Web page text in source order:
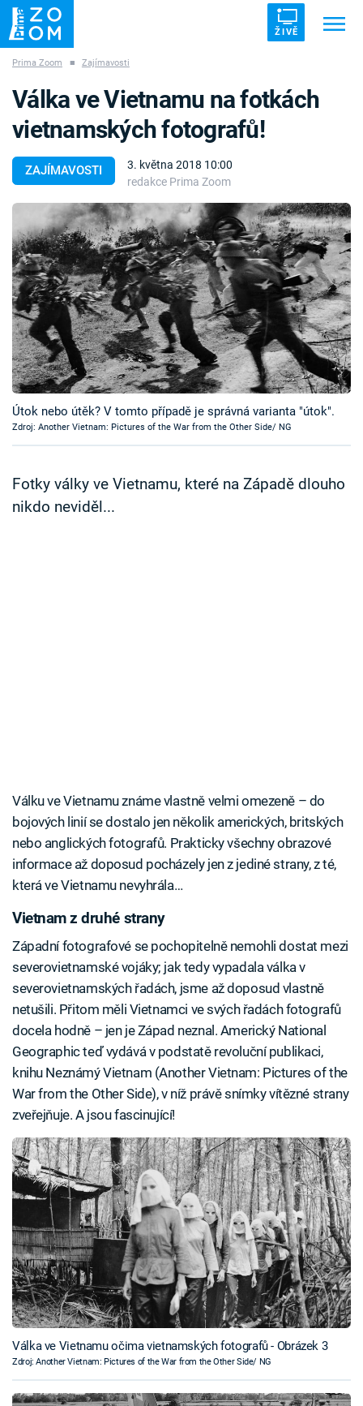
ŽIVĚ
ZÁHADY VETŘELCI DÁVNOVĚKU
Témata
Témata
Pořady
TV Program
Časopis
Sledujte prima+
Prima Zoom ■ Zajímavosti
ZAJÍMAVOSTI
3. května 2018 10:00
redakce Prima Zoom
Válka ve Vietnamu na fotkách
vietnamských fotografů!
Útok nebo útěk? V tomto případě je správná varianta "útok".
Zdroj: Another Vietnam: Pictures of the War from the Other Side/ NG
Fotky války ve Vietnamu, které na Západě dlouho
nikdo neviděl...
Válku ve Vietnamu známe vlastně velmi omezeně – do
bojových linií se dostalo jen několik amerických, britských
nebo anglických fotografů. Prakticky všechny obrazové
informace až doposud pocházely jen z jediné strany, z té,
která ve Vietnamu nevyhrála…
Vietnam z druhé strany
Západní fotografové se pochopitelně nemohli dostat mezi
severovietnamské vojáky; jak tedy vypadala válka v
severovietnamských řadách, jsme až doposud vlastně
netušili. Přitom měli Vietnamci ve svých řadách fotografů
docela hodně – jen je Západ neznal. Americký National
Geographic teď vydává v podstatě revoluční publikaci,
knihu Neznámý Vietnam (Another Vietnam: Pictures of the
War from the Other Side), v níž právě snímky vítězné strany
zveřejňuje. A jsou fascinující!
Válka ve Vietnamu očima vietnamských fotografů - Obrázek 3
Zdroj: Another Vietnam: Pictures of the War from the Other Side/ NG